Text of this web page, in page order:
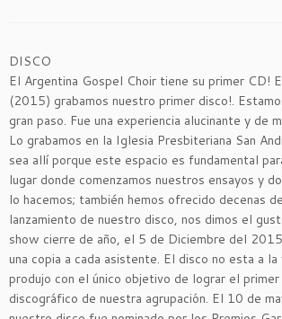
DISCO
El Argentina Gospel Choir tiene su primer CD!
(2015) grabamos nuestro primer disco!.
gran paso. Fue una experiencia alucinante y de
Lo grabamos en la Iglesia Presbiteriana San
sea allí porque este espacio es fundamental
lugar donde comenzamos nuestros ensayos y
lo hacemos; también hemos ofrecido decenas
lanzamiento de nuestro disco, nos dimos el
show cierre de año, el 5 de Diciembre del
una copia a cada asistente. El disco no esta a
produjo con el único objetivo de lograr el
discográfico de nuestra agrupación. El 10 de